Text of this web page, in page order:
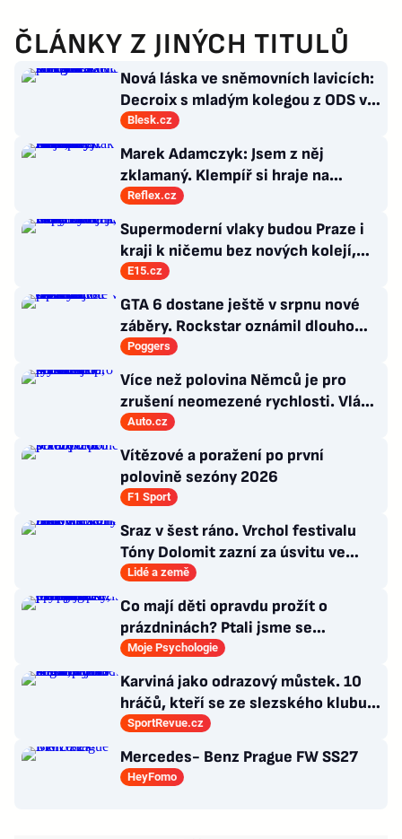
ČLÁNKY Z JINÝCH TITULŮ
Nová láska ve sněmovních lavicích:
Decroix s mladým kolegou z ODS v
bazénu pod Sněžkou
Blesk.cz
Marek Adamczyk: Jsem z něj
zklamaný. Klempíř si hraje na
ministra. Nestačí se tak tvářit, musí
Reflex.cz
Supermoderní vlaky budou Praze i
kraji k ničemu bez nových kolejí,
říká radní Borecký
E15.cz
GTA 6 dostane ještě v srpnu nové
záběry. Rockstar oznámil dlouho
očekávanou prezentaci
Poggers
Více než polovina Němců je pro
zrušení neomezené rychlosti. Vláda
řekla, co si o tom myslí
Auto.cz
Vítězové a poražení po první
polovině sezóny 2026
F1 Sport
Sraz v šest ráno. Vrchol festivalu
Tóny Dolomit zazní za úsvitu ve
3000 metrech
Lidé a země
Co mají děti opravdu prožít o
prázdninách? Ptali jsme se
psycholožky, rodinného terapeuta a
pedagogů
Moje Psychologie
Karviná jako odrazový můstek. 10
hráčů, kteří se ze slezského klubu
probili k lukrativnímu angažmá
SportRevue.cz
Mercedes- Benz Prague FW SS27
HeyFomo